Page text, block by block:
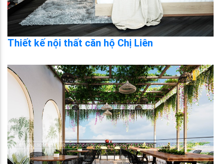
Thiết kế nội thất căn hộ Chị Liên